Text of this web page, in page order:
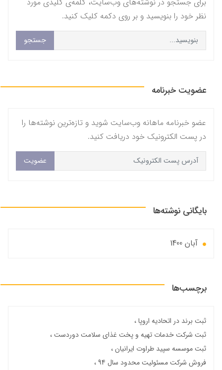
نظر خود را بنویسید و بر روی دکمه کلیک کنید.
جستجو
عضویت خبرنامه
عضو خبرنامه ماهانه وب‌سایت شوید و تازه‌ترین نوشته‌ها را
در پست الکترونیک خود دریافت کنید.
عضویت
بایگانی نوشته‌ها
آبان 1400
برچسب‌ها
ثبت برند در اتحادیه اروپا
ثبت شرکت خدمات تهیه و پخت غذای سلامت دوردست
ثبت موسسه سپید طراوت ایرانیان
فروش شرکت مسئولیت محدود سال 94